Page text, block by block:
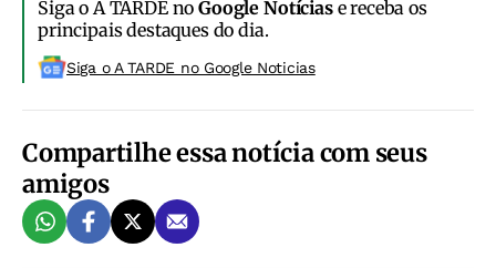
Siga o A TARDE noGoogle Notíciase receba os
principais destaques do dia.
Siga o A TARDE no Google Noticias
Compartilhe essa notícia com seus
amigos